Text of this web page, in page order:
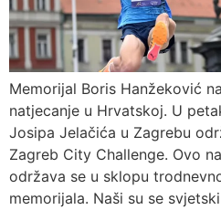
Memorijal Boris Hanžeković
natjecanje u Hrvatskoj. U
Josipa Jelačića u Zagrebu
Zagreb City Challenge. Ovo
održava se u sklopu
memorijala. Naši su se